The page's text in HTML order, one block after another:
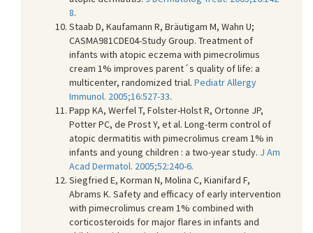
8.
Staab D, Kaufamann R, Bräutigam M, Wahn U;
CASMA981CDE04-Study Group. Treatment of
infants with atopic eczema with pimecrolimus
cream 1% improves parent´s quality of life: a
multicenter, randomized trial. Pediatr Allergy
Immunol. 2005;16:527-33.
Papp KA, Werfel T, Folster-Holst R, Ortonne JP,
Potter PC, de Prost Y, et al. Long-term control of
atopic dermatitis with pimecrolimus cream 1% in
infants and young children : a two-year study. J Am
Acad Dermatol. 2005;52:240-6.
Siegfried E, Korman N, Molina C, Kianifard F,
Abrams K. Safety and efficacy of early intervention
with pimecrolimus cream 1% combined with
corticosteroids for major flares in infants and